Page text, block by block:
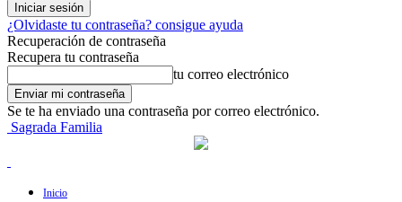
¿Olvidaste tu contraseña? consigue ayuda
Recuperación de contraseña
Recupera tu contraseña
tu correo electrónico
Se te ha enviado una contraseña por correo electrónico.
Sagrada Familia
Inicio